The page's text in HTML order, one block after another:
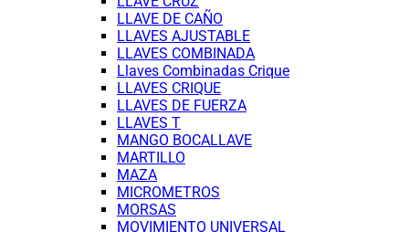
LLAVE DE CAÑO
LLAVES AJUSTABLE
LLAVES COMBINADA
Llaves Combinadas Crique
LLAVES CRIQUE
LLAVES DE FUERZA
LLAVES T
MANGO BOCALLAVE
MARTILLO
MAZA
MICROMETROS
MORSAS
MOVIMIENTO UNIVERSAL